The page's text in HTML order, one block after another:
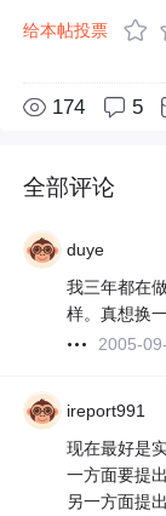
给本帖投票
174 5
全部评论
duye
我三年都在
样。真想换
2005-
ireport991
现在最好是
一方面要提
另一方面提